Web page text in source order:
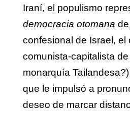
Iraní, el populismo
democracia otomana
confesional de Israel, el
comunista-capitalista
monarquía
que le impulsó a
deseo de marcar